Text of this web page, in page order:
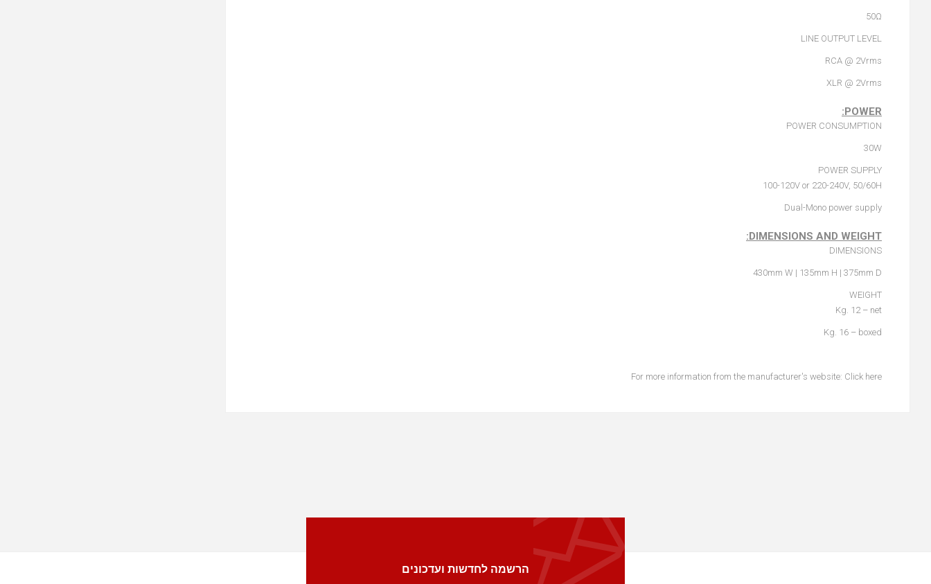
50Ω
LINE OUTPUT LEVEL
RCA @ 2Vrms
XLR @ 2Vrms
POWER:
POWER CONSUMPTION
30W
POWER SUPPLY
100-120V or 220-240V, 50/60H
Dual-Mono power supply
DIMENSIONS AND WEIGHT:
DIMENSIONS
430mm W | 135mm H | 375mm D
WEIGHT
Kg. 12 – net
Kg. 16 – boxed
For more information from the manufacturer's website: Click here
הרשמה לחדשות ועדכונים